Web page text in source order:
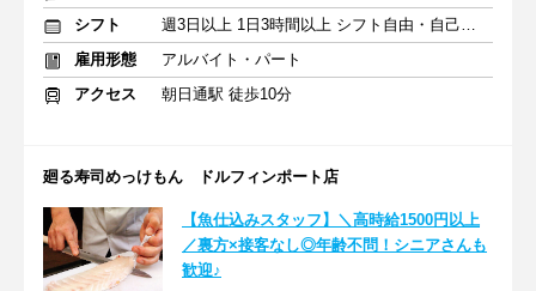
シフト
週3日以上 1日3時間以上 シフト自由・自己申告
雇用形態
アルバイト・パート
アクセス
朝日通駅 徒歩10分
廻る寿司めっけもん ドルフィンポート店
【魚仕込みスタッフ】＼高時給1500円以上
／裏方×接客なし◎年齢不問！シニアさんも
歓迎♪